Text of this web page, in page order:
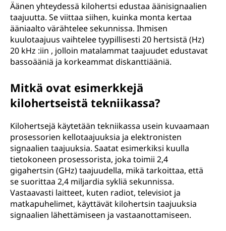
Äänen yhteydessä kilohertsi edustaa äänisignaalien
taajuutta. Se viittaa siihen, kuinka monta kertaa
ääniaalto värähtelee sekunnissa. Ihmisen
kuulotaajuus vaihtelee tyypillisesti 20 hertsistä (Hz)
20 kHz :iin , jolloin matalammat taajuudet edustavat
bassoääniä ja korkeammat diskanttiääniä.
Mitkä ovat esimerkkejä
kilohertseistä tekniikassa?
Kilohertsejä käytetään tekniikassa usein kuvaamaan
prosessorien kellotaajuuksia ja elektronisten
signaalien taajuuksia. Saatat esimerkiksi kuulla
tietokoneen prosessorista, joka toimii 2,4
gigahertsin (GHz) taajuudella, mikä tarkoittaa, että
se suorittaa 2,4 miljardia sykliä sekunnissa.
Vastaavasti laitteet, kuten radiot, televisiot ja
matkapuhelimet, käyttävät kilohertsin taajuuksia
signaalien lähettämiseen ja vastaanottamiseen.